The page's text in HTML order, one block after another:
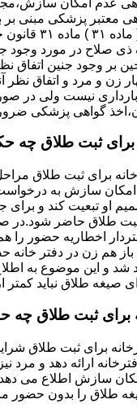
معتبر پزشکی مبنی بر
زوجه را مطالبه و
ذی صلاح در مورد وجود
بر وجود جنین اتفاق نظر
زن و مرد و اتفاق نظر
بارداری نیست ولی در
گواهی پزشکی
ثبت طلاق چه
برای ثبت طلاق
سازش به
او تبعیت کند و
ثبت طلاق حاضر
اخطاریه حضور را
هم زن در دفتر خانه
شد و این موضوع به
صیغه طلاق نباید کمتر
برای ثبت طلاق چه
برای ثبت طلاق
ارائه دهد و مرد
سازش اطلاع می
طلاق را بدون حضور